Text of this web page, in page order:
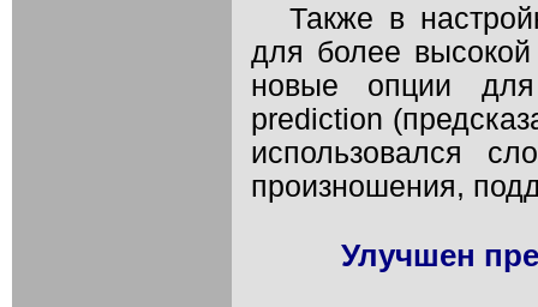
Также в
для более высокой
новые опции
prediction
использовался
произношения,
Улучшен